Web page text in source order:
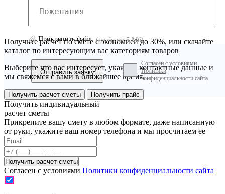
Прикрепить файл(не более 5 Мб)
Согласен с условиями
Политики
конфиденциальности сайта
Получите расчет по смете с экономией до 30%, или скачайте
каталог по интересующим вас категориям товаров
Выберите что вас интересует, укажите контактные данные и
мы свяжемся с вами в ближайшее время.
Получить расчет сметы Получить прайс
Получить индивидуальный
расчет сметы
Прикрепите вашу смету в любом формате, даже написанную
от руки, укажите ваш номер телефона и мы просчитаем ее
Согласен с условиями Политики конфиденциальности сайта